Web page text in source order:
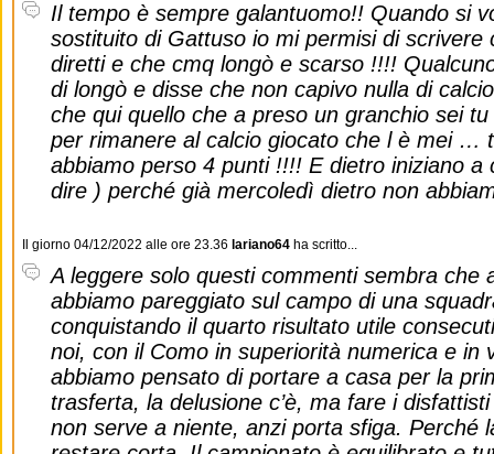
Il tempo è sempre galantuomo!! Quando si
sostituito di Gattuso io mi permisi di scrivere
diretti e che cmq longò e scarso !!!!
di longò e disse che non capivo nulla di
che qui quello che a preso un granchio sei
per rimanere al calcio giocato che l è mei …
abbiamo perso 4 punti !!!! E dietro iniziano
dire ) perché già mercoledì dietro non
Il giorno 04/12/2022 alle ore 23.36 lariano64 ha scritto...
A leggere solo questi commenti sembra che
abbiamo pareggiato sul campo di una
conquistando il quarto risultato utile
noi, con il Como in superiorità numerica e in
abbiamo pensato di portare a casa per la
trasferta, la delusione c’è, ma fare i
non serve a niente, anzi porta sfiga. Perché